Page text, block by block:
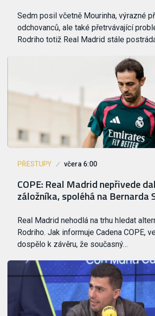
Sedm posil včetně Mourinha, výrazné
odchovanců, ale také přetrvávající
Rodriho totiž Real Madrid stále
PŘESTUPY včera 6:00
COPE: Real Madrid nepřivede
záložníka, spoléhá na Bernarda
Real Madrid nehodlá na trhu hledat
Rodriho. Jak informuje Cadena COPE,
dospělo k závěru, že současný…